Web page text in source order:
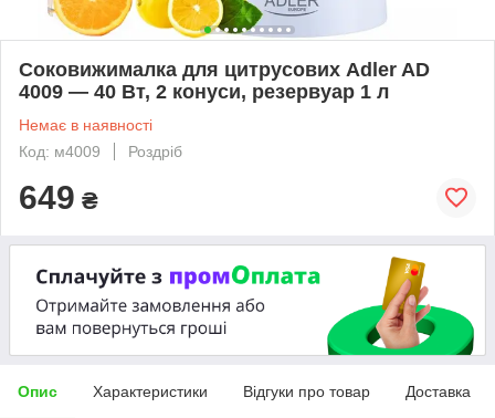
Соковижималка для цитрусових Adler AD
4009 — 40 Вт, 2 конуси, резервуар 1 л
Немає в наявності
Код: м4009
Роздріб
649 ₴
Опис Характеристики Відгуки про товар Доставка